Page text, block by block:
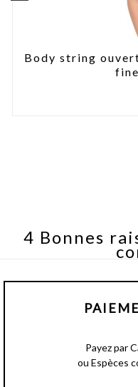
Body string
4 Bonnes
Payez par
ou Espèces